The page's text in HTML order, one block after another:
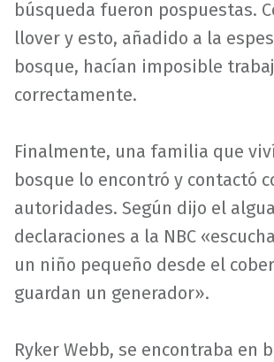
búsqueda fueron pospuestas.
llover y esto, añadido a la
bosque, hacían imposible
correctamente.
Finalmente, una familia que
bosque lo encontró y contactó
autoridades. Según dijo el
declaraciones a la NBC
un niño pequeño desde el
guardan un generador».
Ryker Webb, se encontraba en